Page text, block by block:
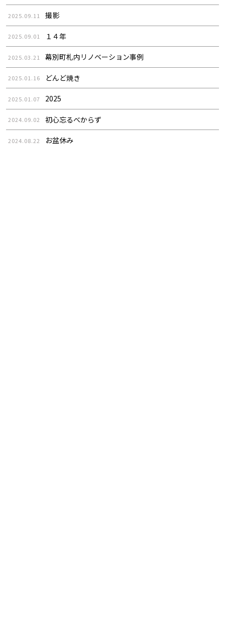
2025.09.11 撮影
2025.09.01 １４年
2025.03.21 幕別町札内リノベーション事例
2025.01.16 どんど焼き
2025.01.07 2025
2024.09.02 初心忘るべからず
2024.08.22 お盆休み